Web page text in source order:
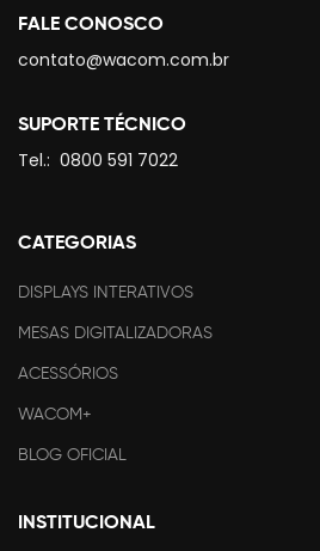
FALE CONOSCO
contato@wacom.com.br
SUPORTE TÉCNICO
Tel.: 0800 591 7022
CATEGORIAS
DISPLAYS INTERATIVOS
MESAS DIGITALIZADORAS
ACESSÓRIOS
WACOM+
BLOG OFICIAL
INSTITUCIONAL